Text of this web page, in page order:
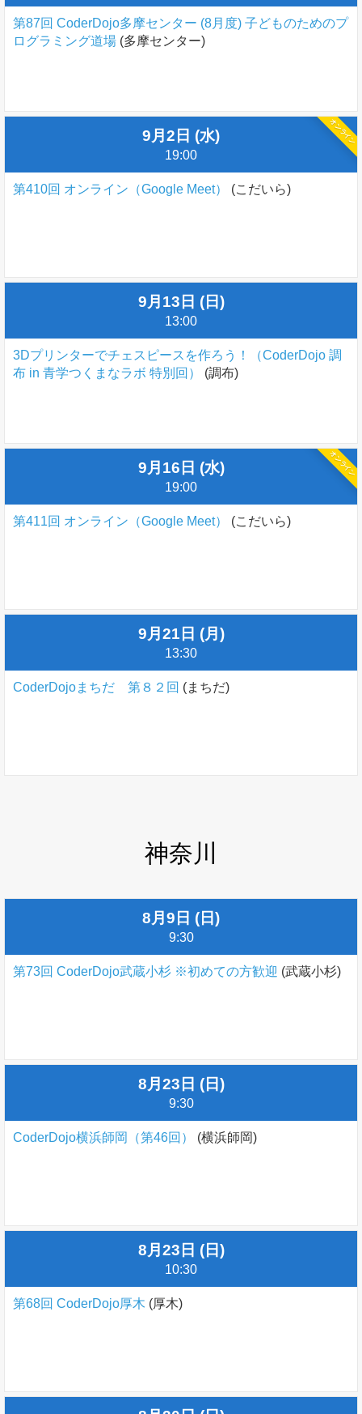
第87回 CoderDojo多摩センター (8月度) 子どものためのプ
ログラミング道場 (多摩センター)
オンライン
9月2日 (水)
19:00
第410回 オンライン（Google Meet） (こだいら)
9月13日 (日)
13:00
3Dプリンターでチェスピースを作ろう！（CoderDojo 調
布 in 青学つくまなラボ 特別回）
(調布)
オンライン
9月16日 (水)
19:00
第411回 オンライン（Google Meet） (こだいら)
9月21日 (月)
13:30
CoderDojoまちだ 第８２回 (まちだ)
神奈川
8月9日 (日)
9:30
第73回 CoderDojo武蔵小杉 ※初めての方歓迎 (武蔵小杉)
8月23日 (日)
9:30
CoderDojo横浜師岡（第46回） (横浜師岡)
8月23日 (日)
10:30
第68回 CoderDojo厚木 (厚木)